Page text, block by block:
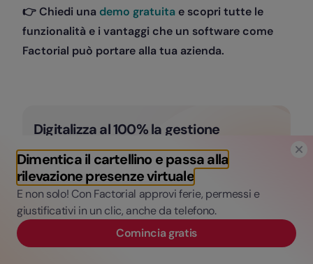
Dimentica il cartellino e passa alla
rilevazione presenze virtuale
E non solo! Con Factorial approvi ferie, permessi e
giustificativi in un clic, anche da telefono.
Comincia gratis
👉 Chiedi una demo gratuita e scopri tutte le
funzionalità e i vantaggi che un software come
Factorial può portare alla tua azienda.
Digitalizza al 100% la gestione
Factorial
Richiedi una demo